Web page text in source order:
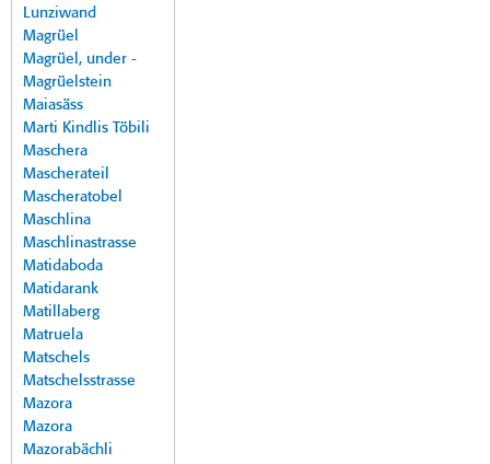
Lunziwand
Magrüel
Magrüel, under -
Magrüelstein
Maiasäss
Marti Kindlis Töbili
Maschera
Mascherateil
Mascheratobel
Maschlina
Maschlinastrasse
Matidaboda
Matidarank
Matillaberg
Matruela
Matschels
Matschelsstrasse
Mazora
Mazora
Mazorabächli